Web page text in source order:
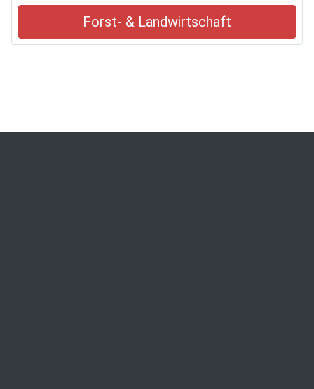
Forst- & Landwirtschaft